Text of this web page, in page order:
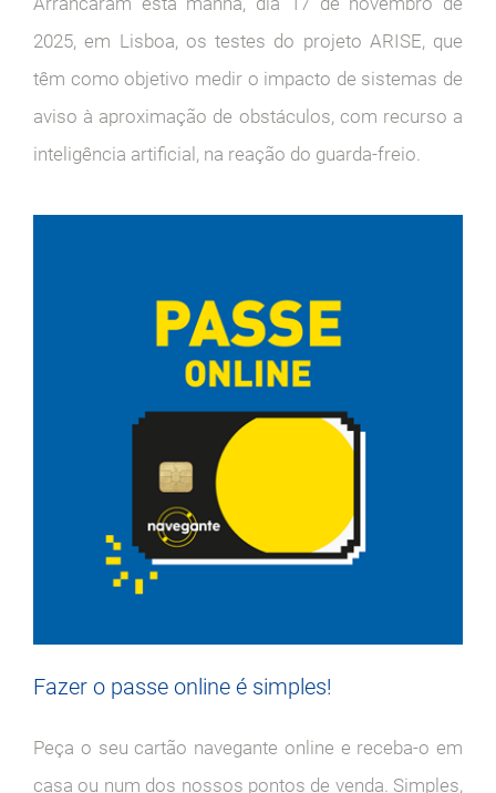
2025, em Lisboa, os testes do projeto ARISE, que
têm como objetivo medir o impacto de sistemas de
aviso à aproximação de obstáculos, com recurso a
inteligência artificial, na reação do guarda-freio.
Fazer o passe online é simples!
Peça o seu cartão navegante online e receba-o em
casa ou num dos nossos pontos de venda. Simples,